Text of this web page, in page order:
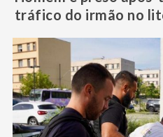
tráfico do irmão no